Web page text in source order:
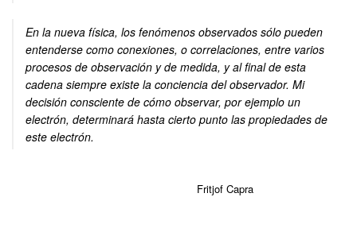
En la nueva física, los fenómenos observados sólo pueden
entenderse como conexiones, o correlaciones, entre varios
procesos de observación y de medida, y al final de esta
cadena siempre existe la conciencia del observador. Mi
decisión consciente de cómo observar, por ejemplo un
electrón, determinará hasta cierto punto las propiedades de
este electrón.
Fritjof Capra